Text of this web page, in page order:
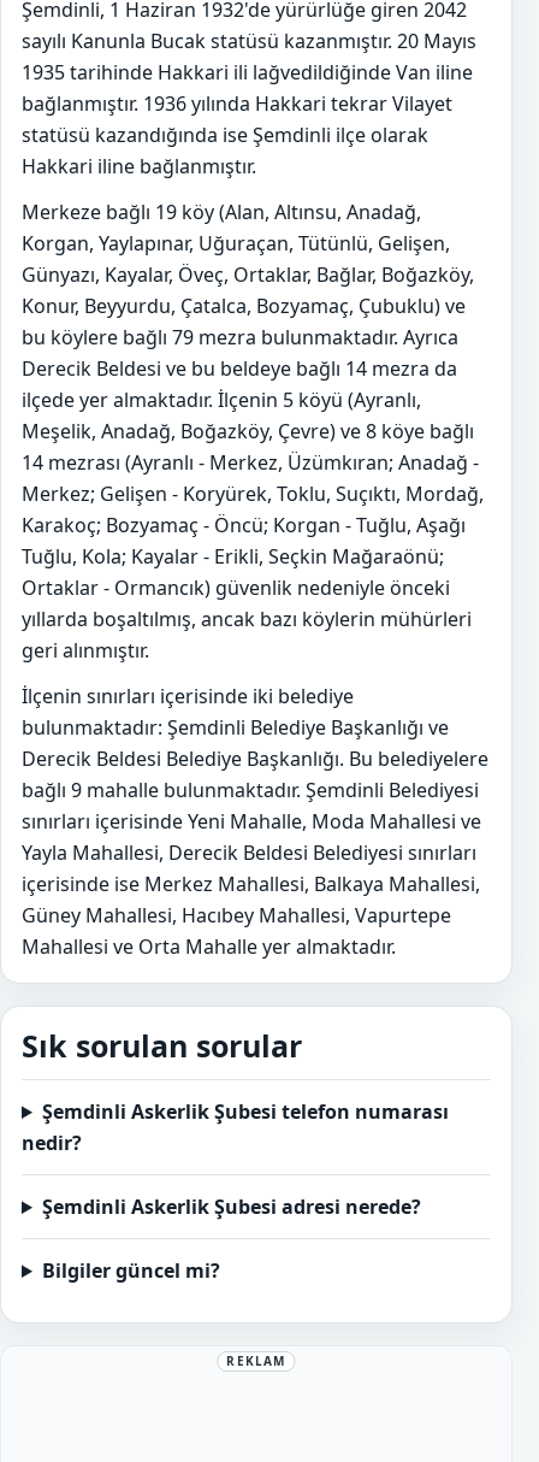
Şemdinli, 1 Haziran 1932'de yürürlüğe giren 2042
sayılı Kanunla Bucak statüsü kazanmıştır. 20 Mayıs
1935 tarihinde Hakkari ili lağvedildiğinde Van iline
bağlanmıştır. 1936 yılında Hakkari tekrar Vilayet
statüsü kazandığında ise Şemdinli ilçe olarak
Hakkari iline bağlanmıştır.
Merkeze bağlı 19 köy (Alan, Altınsu, Anadağ,
Korgan, Yaylapınar, Uğuraçan, Tütünlü, Gelişen,
Günyazı, Kayalar, Öveç, Ortaklar, Bağlar, Boğazköy,
Konur, Beyyurdu, Çatalca, Bozyamaç, Çubuklu) ve
bu köylere bağlı 79 mezra bulunmaktadır. Ayrıca
Derecik Beldesi ve bu beldeye bağlı 14 mezra da
ilçede yer almaktadır. İlçenin 5 köyü (Ayranlı,
Meşelik, Anadağ, Boğazköy, Çevre) ve 8 köye bağlı
14 mezrası (Ayranlı - Merkez, Üzümkıran; Anadağ -
Merkez; Gelişen - Koryürek, Toklu, Suçıktı, Mordağ,
Karakoç; Bozyamaç - Öncü; Korgan - Tuğlu, Aşağı
Tuğlu, Kola; Kayalar - Erikli, Seçkin Mağaraönü;
Ortaklar - Ormancık) güvenlik nedeniyle önceki
yıllarda boşaltılmış, ancak bazı köylerin mühürleri
geri alınmıştır.
İlçenin sınırları içerisinde iki belediye
bulunmaktadır: Şemdinli Belediye Başkanlığı ve
Derecik Beldesi Belediye Başkanlığı. Bu belediyelere
bağlı 9 mahalle bulunmaktadır. Şemdinli Belediyesi
sınırları içerisinde Yeni Mahalle, Moda Mahallesi ve
Yayla Mahallesi, Derecik Beldesi Belediyesi sınırları
içerisinde ise Merkez Mahallesi, Balkaya Mahallesi,
Güney Mahallesi, Hacıbey Mahallesi, Vapurtepe
Mahallesi ve Orta Mahalle yer almaktadır.
Sık sorulan sorular
Şemdinli Askerlik Şubesi telefon numarası
nedir?
Şemdinli Askerlik Şubesi adresi nerede?
Bilgiler güncel mi?
REKLAM